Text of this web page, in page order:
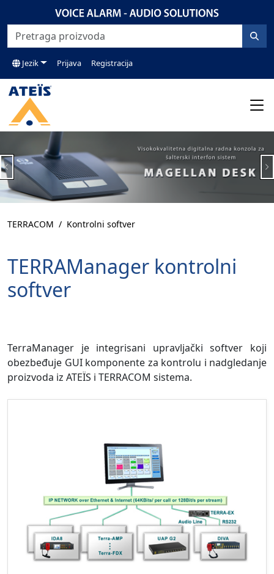
Jezik Prijava Registracija
Previous
TERRACOM Kontrolni softver
TERRAManager kontrolni
softver
TerraManager je integrisani upravljački softver koji
obezbeđuje GUI komponente za kontrolu i nadgledanje
proizvoda iz ATEÏS i TERRACOM sistema.